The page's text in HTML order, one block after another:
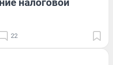
налоговой
22